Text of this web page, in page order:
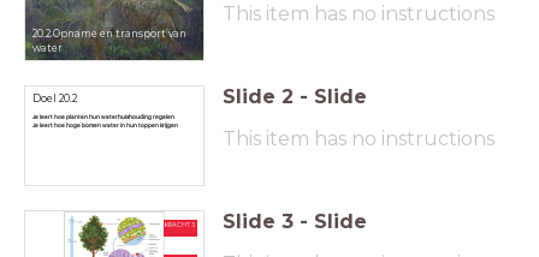
20.2 Opname en transport van
water
This item has no instructions
Doel 20.2
Je leert hoe planten hun waterhuishouding regelen
Je leert hoe hoge bomen water in hun toppen krijgen
Slide 2 - Slide
This item has no instructions
KRACHT 3 Slide 3 - Slide